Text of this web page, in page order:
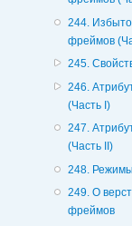
244.
фреймов
245.
246.
(Часть I)
247.
(Часть II)
248.
249. О
фреймов